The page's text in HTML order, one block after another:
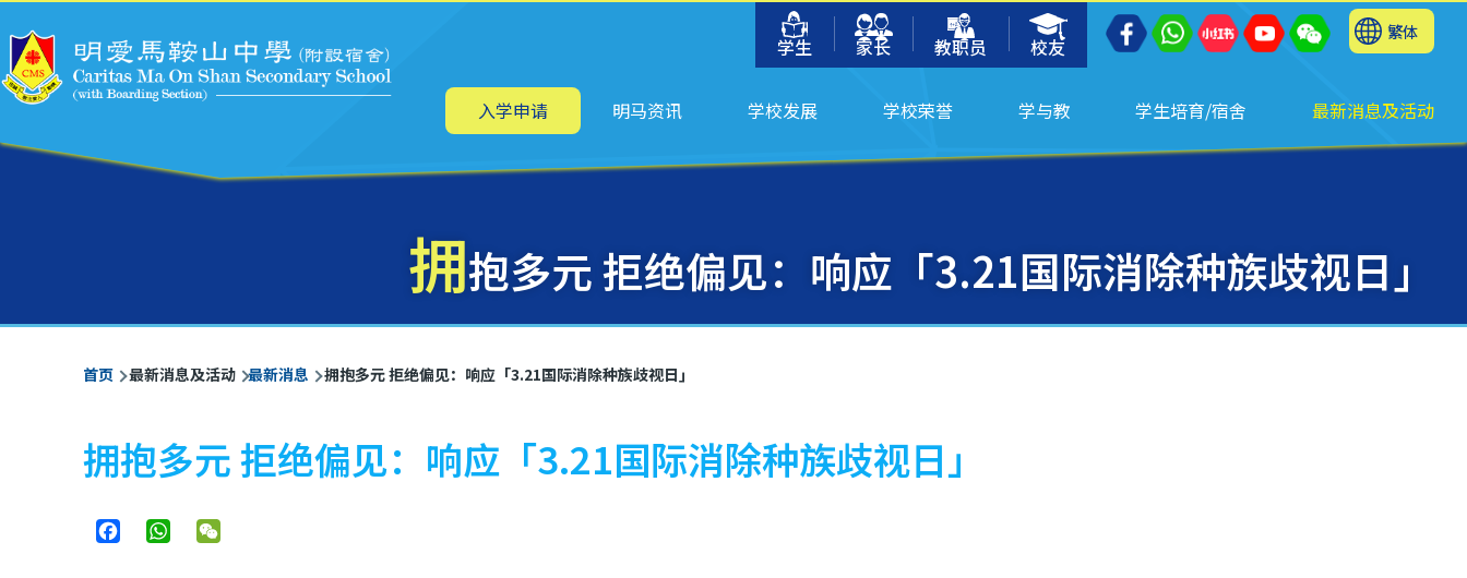
学生
家长 教职员 校友
繁体
主
航 入学申请 明马资讯 学校发展 学校荣誉 学与教 学生培育/宿舍 最新消息及活动
拥抱多元 拒绝偏见：响应「3.21国际消除种族歧视日」
面
包
屑
首页 最新消息及活动 最新消息 拥抱多元 拒绝偏见：响应「3.21国际消除种族歧视日」
拥抱多元 拒绝偏见：响应「3.21国际消除种族歧视日」
FacebookWhatsApp